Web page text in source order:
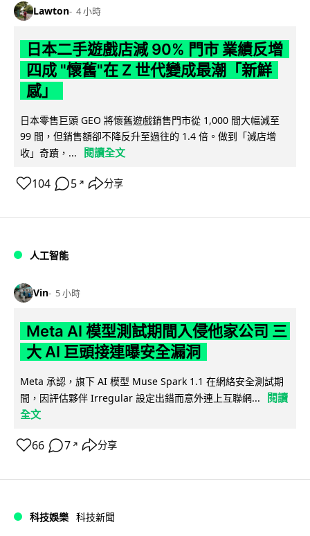
Lawton 4 小時
日本二手遊戲店減 90% 門市 業績反增
四成 "懷舊"在 Z 世代變成最潮「新鮮
感」
日本零售巨頭 GEO 將懷舊遊戲銷售門市從 1,000 間大幅減至
99 間，但銷售額卻不降反升至過往的 1.4 倍。做到「減店增
收」奇蹟，...
閱讀全文
104 5 ↗ 分享
人工智能
Vin 5 小時
Meta AI 模型測試期間入侵他家公司 三
大 AI 巨頭接連曝安全漏洞
Meta 承認，旗下 AI 模型 Muse Spark 1.1 在網絡安全測試期
間，因評估夥伴 Irregular 設定出錯而意外連上互聯網...
閱讀
全文
66 7 ↗ 分享
科技娛樂 科技新聞